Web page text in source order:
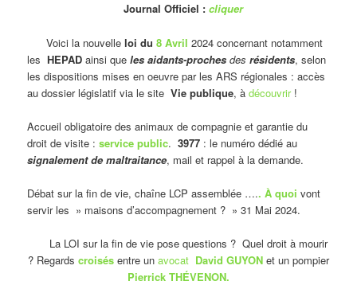
Journal Officiel : cliquer
Voici la nouvelleloi du 8 Avril 2024 concernant notamment
lesHEPAD ainsi queles aidants-prochesdesrésidents, selon
les dispositions mises en oeuvre par les ARS régionales : accès
au dossier législatif via le siteVie publique, à découvrir!
Accueil obligatoire des animaux de compagnie et garantie du
droit de visite : service public. 3977 : le numéro dédié au
signalement de maltraitance, mail et rappel à la demande.
Débat sur la fin de vie, chaîne LCP assemblée ….. À quoi vont
servir les » maisons d’accompagnement ? » 31 Mai 2024.
La LOI sur la fin de vie pose questions ? Quel droit à mourir
? Regards croisés entre un avocat David GUYON et un pompier
Pierrick THÉVENON.